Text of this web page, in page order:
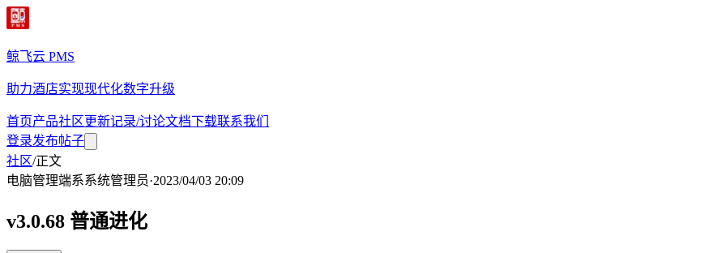
鲸飞云 PMS
助力酒店实现现代化数字升级
首页产品社区更新记录/讨论文档下载联系我们
登录发布帖子
社区/正文
电脑管理端系系统管理员·2023/04/03 20:09
v3.0.68 普通进化